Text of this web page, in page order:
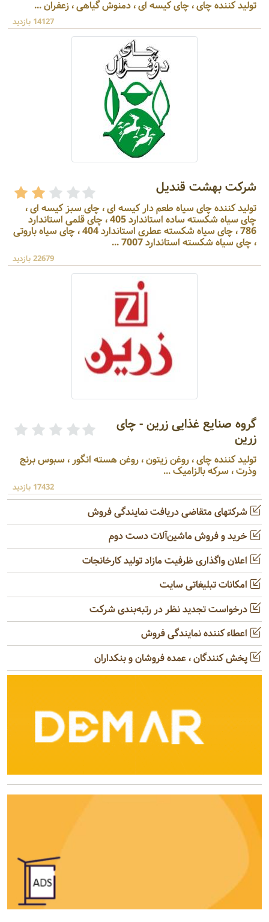
تولید کننده چای ، چای کیسه ای ، دمنوش گیاهی ، زعفران ...
14127 بازدید
شرکت بهشت قندیل
تولید کننده چای سیاه طعم دار کیسه ای ، چای سبز کیسه ای ،
چای سیاه شکسته ساده استاندارد 405 ، چای قلمی استاندارد
786 ، چای سیاه شکسته عطری استاندارد 404 ، چای سیاه باروتی
، چای سیاه شکسته استاندارد 7007 ...
22679 بازدید
گروه صنایع غذایی زرین - چای
زرین
تولید کننده چای ، روغن زیتون ، روغن هسته انگور ، سبوس برنج
وذرت ، سرکه بالزامیک ...
17432 بازدید
شرکتهای متقاضی دریافت نمایندگی فروش
خرید و فروش ماشین‌آلات دست دوم
اعلان واگذاری ظرفیت مازاد تولید کارخانجات
امکانات تبلیغاتی سایت
درخواست تجدید نظر در رتبه‌بندی شرکت
اعطاء کننده نمایندگی فروش
پخش کنندگان ، عمده فروشان و بنکداران